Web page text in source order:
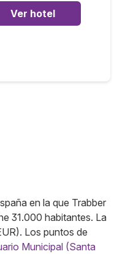
Ver hotel
en la que Trabber
31.000 habitantes. La
Los puntos de
Municipal (Santa